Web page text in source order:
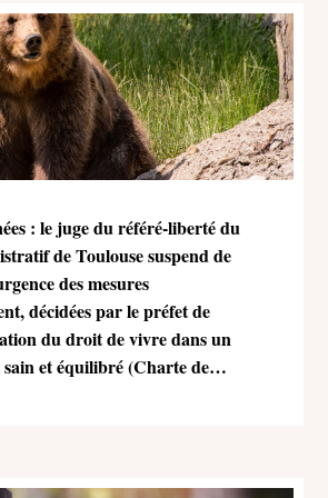
: le juge du référé-liberté du
de Toulouse suspend de
des mesures
décidées par le préfet de
du droit de vivre dans un
et équilibré (Charte de